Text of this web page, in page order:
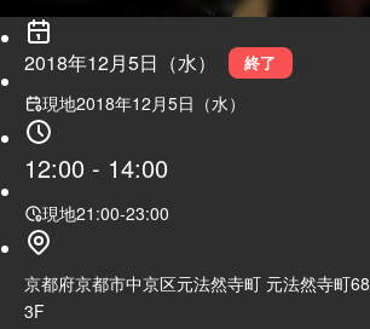
2018年12月5日（水） 終了
現地2018年12月5日（水）
12:00 - 14:00
現地21:00-23:00
京都府京都市中京区元法然寺町 元法然寺町
3F